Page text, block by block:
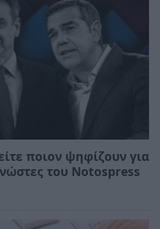
ποιον ψηφίζουν για
του Νotospress